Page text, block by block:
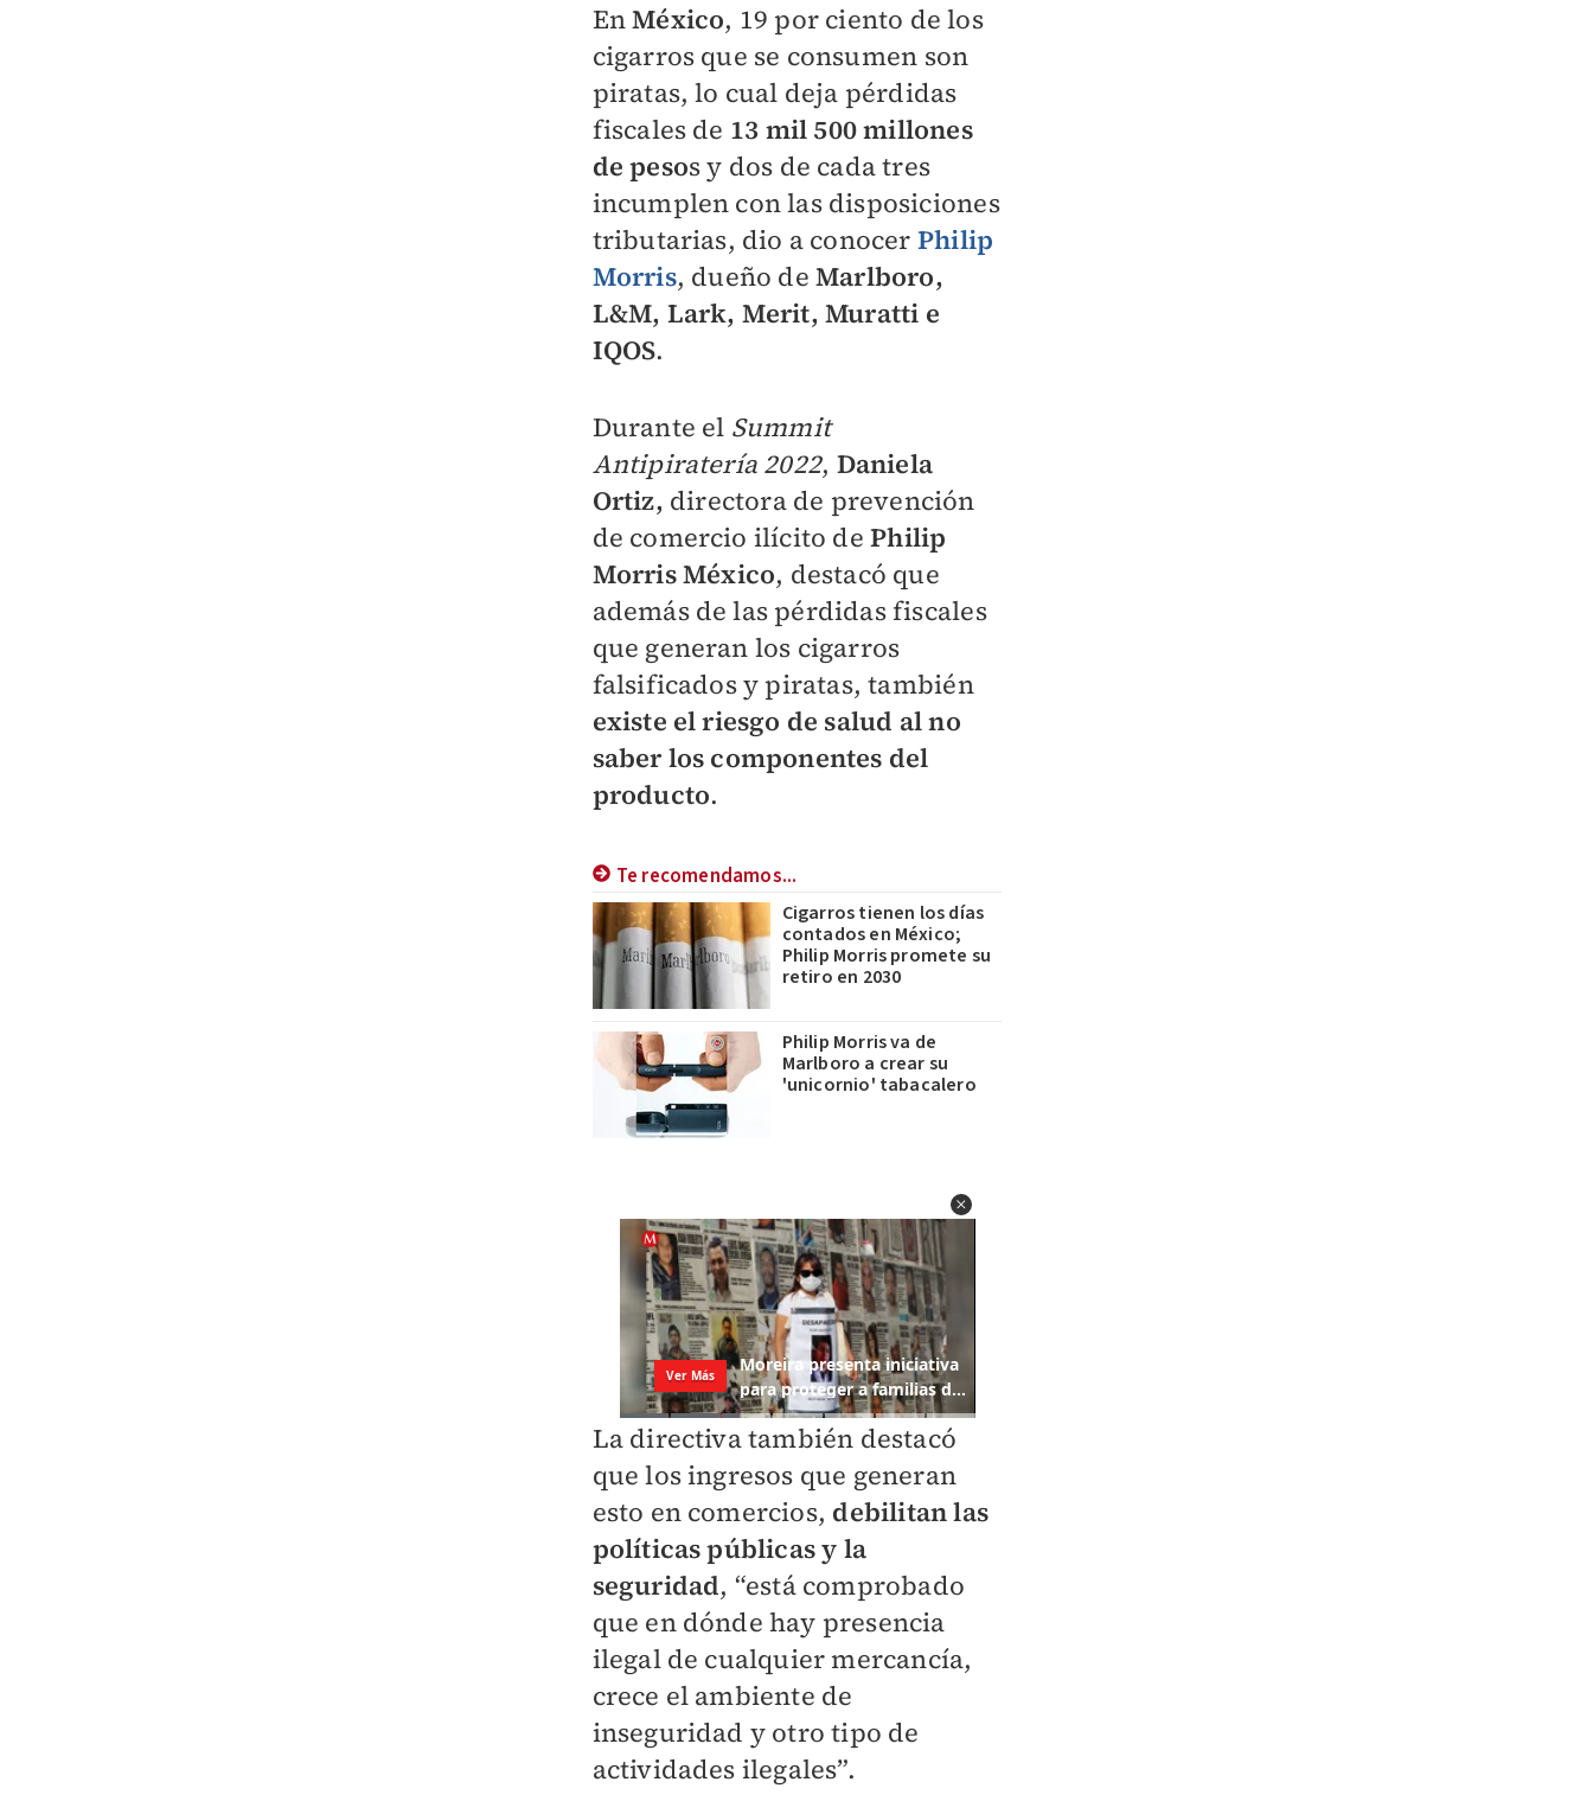
EnMéxico, 19 por ciento de los
cigarros que se consumen son
piratas, lo cual deja pérdidas
fiscales de 13 mil 500 millones
de pesos y dos de cada tres
incumplen con las disposiciones
tributarias, dio a conocer Philip
Morris, dueño de Marlboro,
L&M, Lark, Merit, Muratti e
IQOS.
Durante el Summit
Antipiratería 2022, Daniela
Ortiz, directora de prevención
de comercio ilícito dePhilip
Morris México, destacó que
además de las pérdidas fiscales
que generan los cigarros
falsificados y piratas, también
existe el riesgo de salud al no
saber los componentes del
producto.
Te recomendamos...
Cigarros tienen los días
contados en México;
Philip Morris promete su
retiro en 2030
Philip Morris va de
Marlboro a crear su
'unicornio' tabacalero
La directiva también destacó
que los ingresos que generan
esto en comercios, debilitan las
políticas públicas y la
seguridad, “está comprobado
que en dónde hay presencia
ilegal de cualquier mercancía,
crece el ambiente de
inseguridad y otro tipo de
actividades ilegales”.